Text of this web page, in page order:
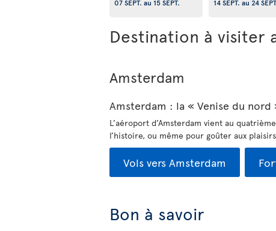
07 SEPT. au 15 SEPT.
14 SEPT. au 24
Destination à visiter
Amsterdam
Amsterdam : la « Venise du nord
L’aéroport d’Amsterdam vient au
l’histoire, ou même pour goûter aux
Vols vers Amsterdam
Bon à savoir